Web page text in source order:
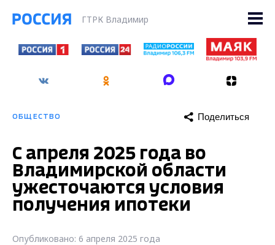
ГТРК Владимир
ОБЩЕСТВО Поделиться
С апреля 2025 года во
Владимирской области
ужесточаются условия
получения ипотеки
Опубликовано: 6 апреля 2025 года